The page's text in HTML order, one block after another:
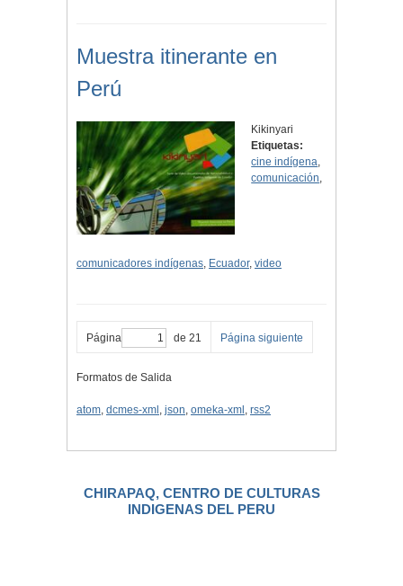
Muestra itinerante en
Perú
Kikinyari
Etiquetas:
cine indígena,
comunicación,
comunicadores indígenas, Ecuador, video
Página de 21 Página siguiente
Formatos de Salida
atom, dcmes-xml , json, omeka-xml , rss2
CHIRAPAQ, CENTRO DE CULTURAS
INDIGENAS DEL PERU